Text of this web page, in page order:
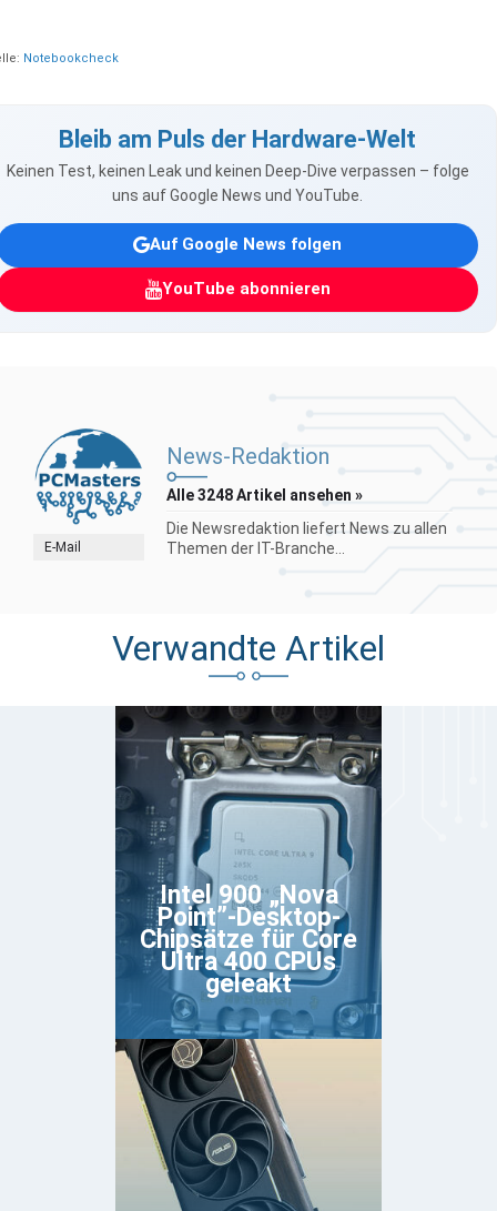
Notebookcheck
Bleib am Puls der Hardware-Welt
Keinen Test, keinen Leak und keinen Deep-Dive verpassen – folge
uns auf Google News und YouTube.
Auf Google News folgen
YouTube abonnieren
E-Mail
News-Redaktion
Alle 3248 Artikel ansehen »
Die Newsredaktion liefert News zu allen
Themen der IT-Branche...
Verwandte Artikel
Intel 900 „Nova
Point”-Desktop-
Chipsätze für Core
Ultra 400 CPUs
geleakt